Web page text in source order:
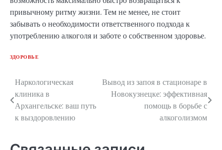
привычному ритму жизни. Тем не менее, не стоит
забывать о необходимости ответственного подхода к
употреблению алкоголя и заботе о собственном здоровье.
ЗДОРОВЬЕ
Навигация
по
записям
Наркологическая
клиника в
Архангельске: ваш путь
к выздоровлению
Вывод из запоя в стационаре в
Новокузнецке: эффективная
помощь в борьбе с
алкоголизмом